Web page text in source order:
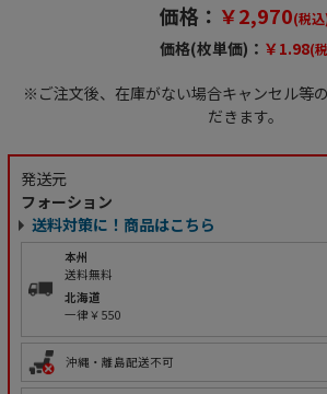
価格： ￥2,970(税
価格(枚単価)： ￥1.98(
※ご注文後、在庫がない場合キャンセル等
だきます。
発送元
フォーション
送料対策に！商品はこちら
本州
送料無料
北海道
一律￥550
沖縄・離島配送不可